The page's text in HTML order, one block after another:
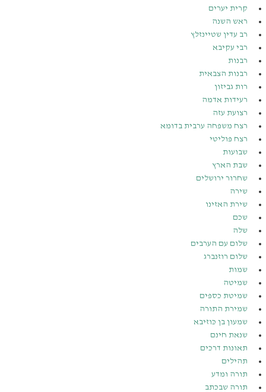
קרית יערים
ראש השנה
רב עדין שטיינזלץ
רבי עקיבא
רבנות
רבנות הצבאית
רות גביזון
רעידות אדמה
רצועת עזה
רצח משפחה ערבית בדומא
רצח פוליטי
שבועות
שבת הארץ
שחרור ירושלים
שירה
שירת האזינו
שכם
שלה
שלום עם הערבים
שלום רוזנברג
שמות
שמיטה
שמיטת כספים
שמירת התורה
שמעון בן כּוזיבא
שנאת חינם
תאונות דרכים
תהילים
תורה ומדע
תורה שבכתב